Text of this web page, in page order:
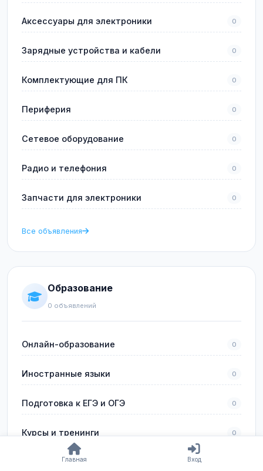
Главная Вход
Аксессуары для электроники 0
Зарядные устройства и кабели 0
Комплектующие для ПК 0
Периферия 0
Сетевое оборудование 0
Радио и телефония 0
Запчасти для электроники 0
Все объявления
Образование
0 объявлений
Онлайн-образование 0
Иностранные языки 0
Подготовка к ЕГЭ и ОГЭ 0
Курсы и тренинги 0
Профессиональное обучение